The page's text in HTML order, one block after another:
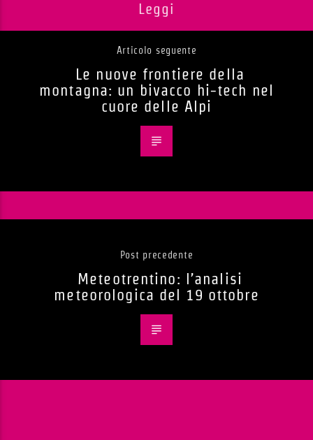
Leggi
Articolo seguente
Le nuove frontiere della
montagna: un bivacco hi-tech nel
cuore delle Alpi
Post precedente
Meteotrentino: l’analisi
meteorologica del 19 ottobre